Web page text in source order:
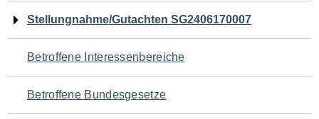
Navigation
für
den
Seiteninhalt
Stellungnahme/Gutachten SG2406170007
Betroffene Interessenbereiche
Betroffene Bundesgesetze